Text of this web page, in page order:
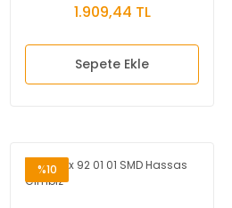
1.909,44 TL
Sepete Ekle
%10